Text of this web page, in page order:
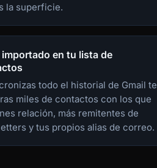
la superficie.
importado en tu lista de
todo el historial de Gmail te
miles de contactos con los que
relación, más remitentes de
y tus propios alias de correo.